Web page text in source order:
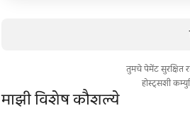
तुमचे पेमेंट सुरक्षित
होस्ट्सशी
माझी विशेष कौशल्ये